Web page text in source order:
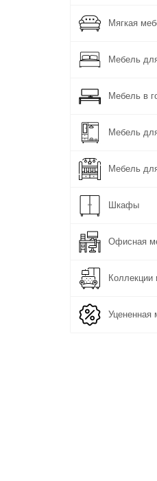
Мягкая
Мебель
Мебель в
Мебель
Мебель
Шкафы
Офисная
Коллекции
Уцененная